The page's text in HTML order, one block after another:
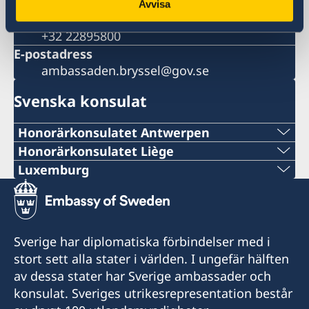
Avvisa
Telefonnummer
+32 22895800
E-postadress
ambassaden.bryssel@gov.se
Svenska konsulat
Honorärkonsulatet Antwerpen
TELEFONNUMMER
+ 32 14 710741
E-POSTADRESS
swedish.consulate.flanders@gmail.com
30 bus 1, Bellekensstraat
BE-2400 MOL
Honorärkonsulatet Liège
TELEFONNUMMER
+32 19 32 92 11
+32 19 32 92 55
E-POSTADRESS
Luxemburg
TELEFONNUMMER
+352 26 6461
NÖDNUMMER VID AKUTA FALL
+46 8 405 5005
Sverige har diplomatiska förbindelser med i
stort sett alla stater i världen. I ungefär hälften
av dessa stater har Sverige ambassader och
konsulat. Sveriges utrikesrepresentation består